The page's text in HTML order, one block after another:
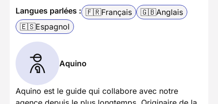
Langues parlées : 🇫🇷Français 🇬🇧Anglais
🇪🇸Espagnol
Aquino
Aquino est le guide qui collabore avec notre